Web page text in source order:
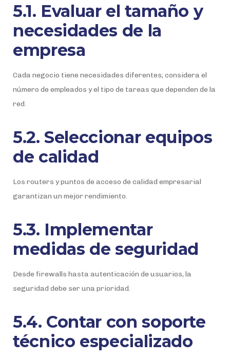
5.1. Evaluar el tamaño y
necesidades de la
empresa
Cada negocio tiene necesidades diferentes; considera el
número de empleados y el tipo de tareas que dependen de la
red.
5.2. Seleccionar equipos
de calidad
Los routers y puntos de acceso de calidad empresarial
garantizan un mejor rendimiento.
5.3. Implementar
medidas de seguridad
Desde firewalls hasta autenticación de usuarios, la
seguridad debe ser una prioridad.
5.4. Contar con soporte
técnico especializado